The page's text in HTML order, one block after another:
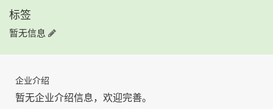
标签
暂无信息
企业介绍
暂无企业介绍信息，欢迎完善。